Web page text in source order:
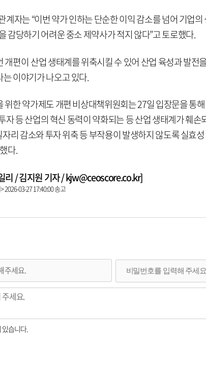
계자는 “이번 약가 인하는 단순한 이익 감소를 넘어 기업
감당하기 어려운 중소 제약사가 적지 않다”고 토로했다.
개편이 산업 생태계를 위축시킬 수 있어 산업 육성과 발전
이야기가 나오고 있다.
위한 약가제도 개편 비상대책위원회는 27일 입장문을 통
자 등 산업의 혁신 동력이 약화되는 등 산업 생태계가 훼
자리 감소와 투자 위축 등 부작용이 발생하지 않도록 실효
다.
리 / 김지원 기자 / kjw@ceoscore.co.kr]
2026-03-27 17:40:00 송고
있습니다.